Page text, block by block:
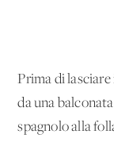
Prima di lasciare
da una
spagnolo alla